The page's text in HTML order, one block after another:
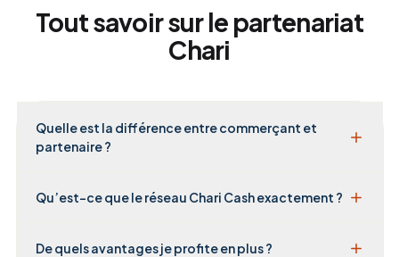
Tout savoir sur le partenariat
Chari
Quelle est la différence entre commerçant et
partenaire ?
Qu’est-ce que le réseau Chari Cash exactement ?
De quels avantages je profite en plus ?